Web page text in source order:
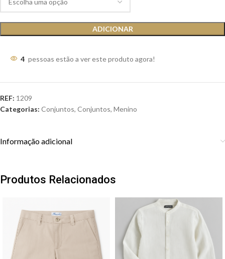
ADICIONAR
4 pessoas estão a ver este produto agora!
REF: 1209
Categorias: Conjuntos, Conjuntos, Menino
Informação adicional
Produtos Relacionados